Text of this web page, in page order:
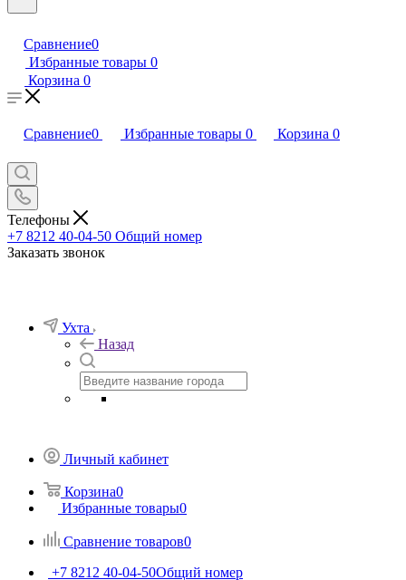
Сравнение0
Избранные товары 0
Корзина 0
Сравнение0 Избранные товары 0 Корзина 0
Телефоны
+7 8212 40-04-50 Общий номер
Заказать звонок
Ухта
Назад
Личный кабинет
Корзина0
Избранные товары0
Сравнение товаров0
+7 8212 40-04-50Общий номер